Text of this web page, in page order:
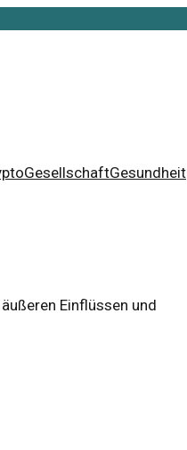
GesellschaftGesundheit
Einflüssen und